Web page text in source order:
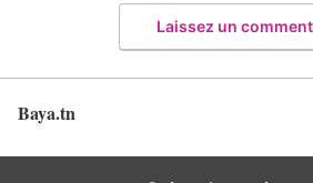
Laissez un
Baya.tn